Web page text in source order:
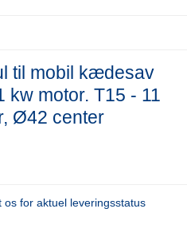
til mobil kædesav
kw motor. T15 - 11
Ø42 center
os for aktuel leveringsstatus